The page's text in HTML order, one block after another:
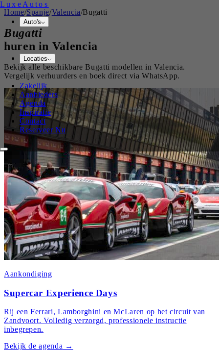
Luxe Autos
Auto's
Locaties
Zakelijk
Aanbieders
Agenda
Inspiratie
Contact
Reserveer Nu
Home/Spanje/Valencia/Bugatti
Bugatti
huren in Valencia
Bekijk alle beschikbareBugatti modellen inValencia.
Vergelijk verhuurders en boek direct via WhatsApp.
Aankondiging
Supercar Experience Days
Rij een Ferrari, Lamborghini en McLaren op het circuit van
Zandvoort. Volledig verzorgd, professionele instructie
inbegrepen.
Bekijk de agenda →